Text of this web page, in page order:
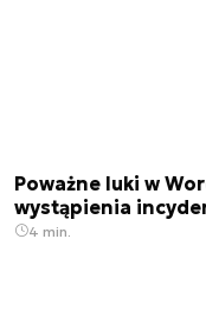
Poważne luki w
wystąpienia
4 min.